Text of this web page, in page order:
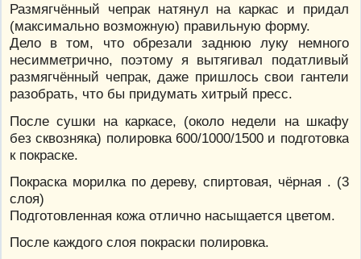
Размягчённый чепрак натянул на каркас и придал
(максимально возможную) правильную форму.
Дело в том, что обрезали заднюю луку немного
несимметрично, поэтому я вытягивал податливый
размягчённый чепрак, даже пришлось свои гантели
разобрать, что бы придумать хитрый пресс.
После сушки на каркасе, (около недели на шкафу
без сквозняка) полировка 600/1000/1500 и подготовка
к покраске.
Покраска морилка по дереву, спиртовая, чёрная . (3
слоя)
Подготовленная кожа отлично насыщается цветом.
После каждого слоя покраски полировка.